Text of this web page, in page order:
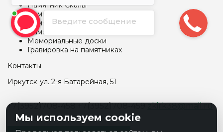
Памятник Скалы
Памятник семейный
Памятник фигурный
Памятник Крест
Мемориальные доски
Гравировка на памятниках
Контакты
Иркутск ул. 2-я Батарейная, 51
+7(3952)708-458 +7(3952)708-459 zkirk38@mail.ru
Мы используем cookie
Введите сообщение